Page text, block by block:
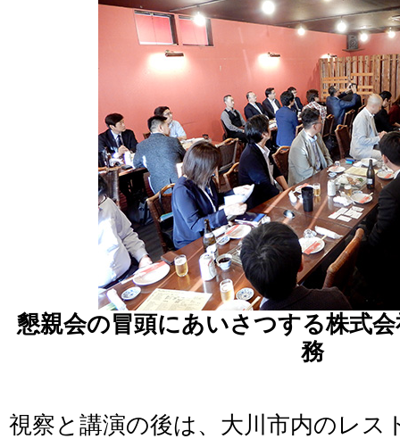
懇親会の冒頭にあいさつする株式
務
視察と講演の後は、大川市内のレス